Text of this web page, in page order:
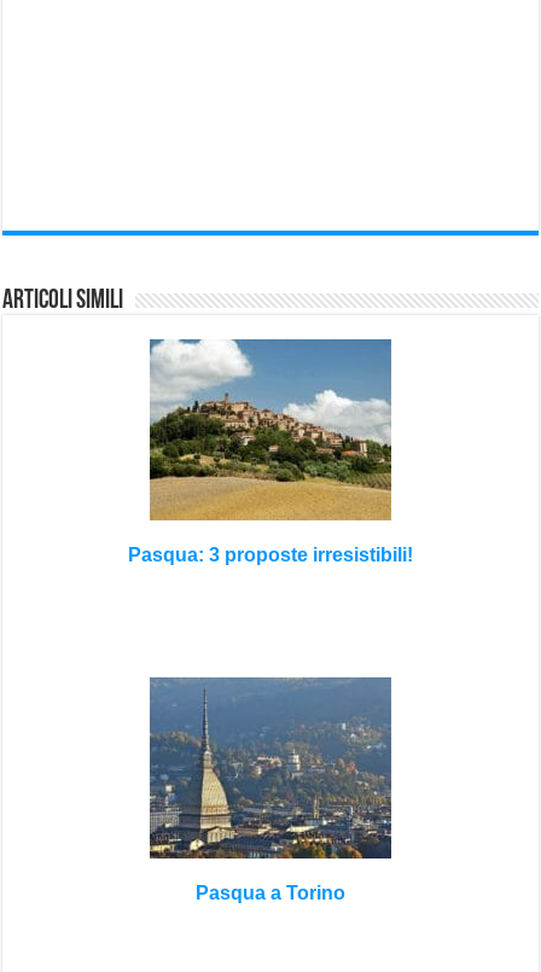
Articoli Simili
Pasqua: 3 proposte irresistibili!
Pasqua a Torino